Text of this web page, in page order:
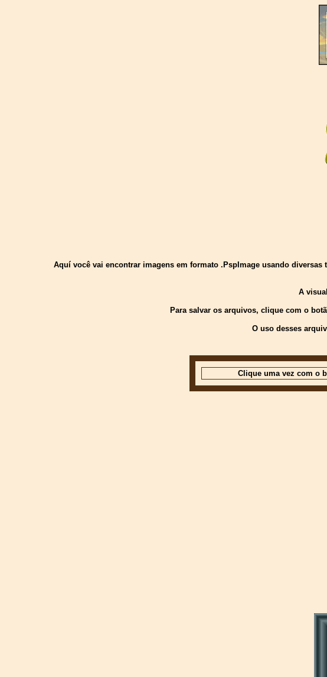
Aquí você vai encontrar imagens em formato .PspImage usando
A
Para salvar os arquivos, clique com o
O uso desses
Clique uma vez com o